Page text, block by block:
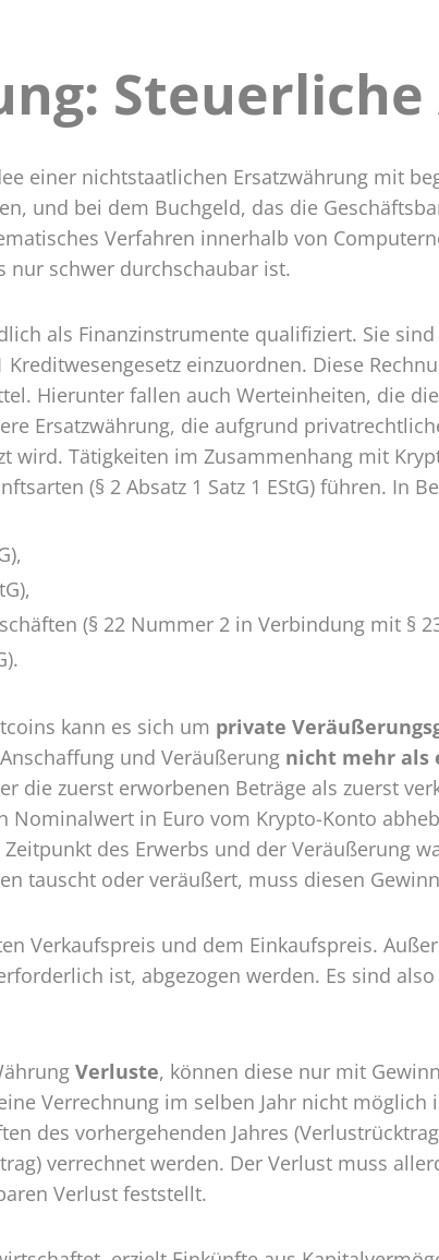
einer nichtstaatlichen Ersatzwährung mit
und bei dem Buchgeld, das die
Verfahren innerhalb von
nur schwer durchschaubar ist.
als Finanzinstrumente qualifiziert. Sie
Kreditwesengesetz einzuordnen. Diese
Hierunter fallen auch Werteinheiten, die
Ersatzwährung, die aufgrund
wird. Tätigkeiten im Zusammenhang mit
(§ 2 Absatz 1 Satz 1 EStG) führen. In
(§ 22 Nummer 2 in Verbindung mit §
kann es sich um private
und Veräußerung nicht mehr als
die zuerst erworbenen Beträge als zuerst
in Euro vom Krypto-Konto
des Erwerbs und der Veräußerung
tauscht oder veräußert, muss diesen
Verkaufspreis und dem Einkaufspreis.
ist, abgezogen werden. Es sind
Verluste, können diese nur mit
Verrechnung im selben Jahr nicht
des vorhergehenden Jahres
verrechnet werden. Der Verlust muss
Verlust feststellt.